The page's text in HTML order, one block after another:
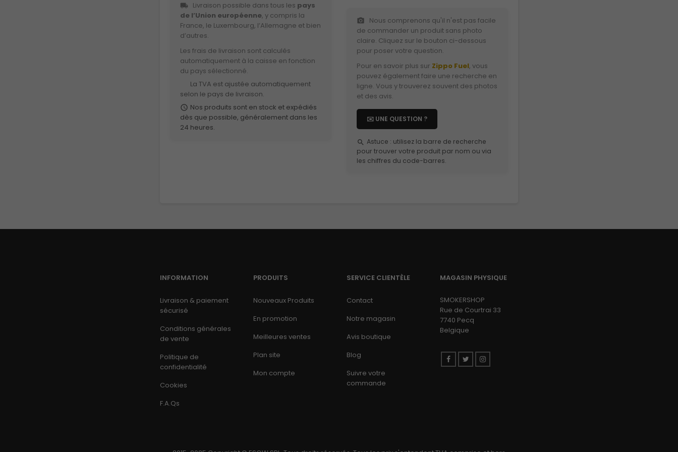
local_shipping Livraison possible dans tous les pays
de l’Union européenne, y compris la
France, le Luxembourg, l’Allemagne et bien
d’autres.
Les frais de livraison sont calculés
automatiquement à la caisse en fonction
du pays sélectionné.
euro
La TVA est ajustée automatiquement
selon le pays de livraison.
schedule Nos produits sont en stock et expédiés
dès que possible, généralement dans les
24 heures.
photo_camera
Nous comprenons qu'il n'est pas facile
de commander un produit sans photo
claire. Cliquez sur le bouton ci-dessous
pour poser votre question.
Pour en savoir plus sur Zippo Fuel, vous
pouvez également faire une recherche en
ligne. Vous y trouverez souvent des photos
et des avis.
✉️ UNE QUESTION ?
search Astuce : utilisez la barre de recherche
pour trouver votre produit par nom ou via
les chiffres du code-barres.
INFORMATION
Livraison & paiement
sécurisé
Conditions générales
de vente
Politique de
confidentialité
Cookies
F.A.Qs
PRODUITS
Nouveaux Produits
En promotion
Meilleures ventes
Plan site
Mon compte
SERVICE CLIENTÈLE
Contact
Notre magasin
Avis boutique
Blog
Suivre votre
commande
MAGASIN PHYSIQUE
SMOKERSHOP
Rue de Courtrai 33
7740 Pecq
Belgique
Facebook
Twitter